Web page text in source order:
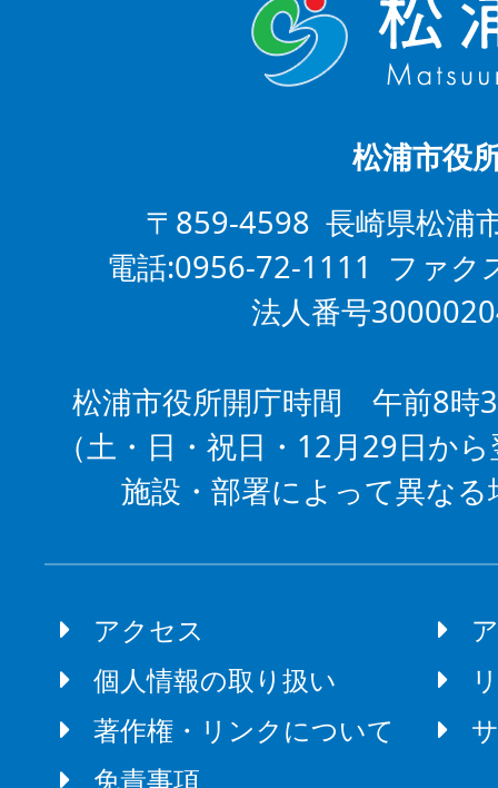
松浦市役
〒859-4598 長崎県松浦
電話:0956-72-1111 ファ
法人番号
松浦市役所開庁時間 午前8時
（土・日・祝日・12月29日か
施設・部署によって異な
アクセス
個人情報の取り扱い
著作権・リンクについて
免責事項